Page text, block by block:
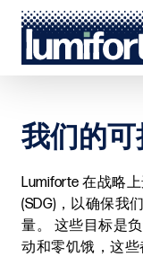
搜
ZH
搜索
我们的
Lumiforte 在战略
(SDG)，以确保我
量。 这些目标是
动和零饥饿，这些